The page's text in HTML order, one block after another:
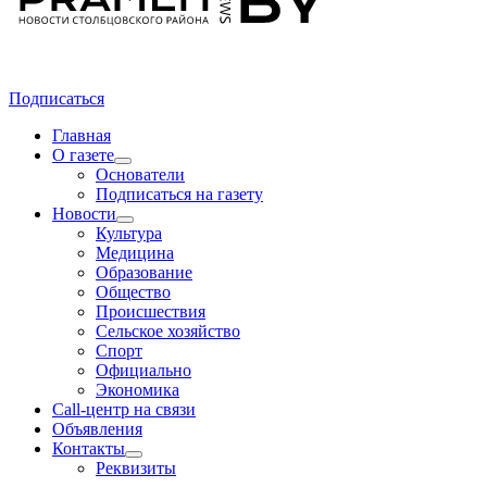
Подписаться
Главная
О газете
Основатели
Подписаться на газету
Новости
Культура
Медицина
Образование
Общество
Происшествия
Сельское хозяйство
Спорт
Официально
Экономика
Call-центр на связи
Объявления
Контакты
Реквизиты